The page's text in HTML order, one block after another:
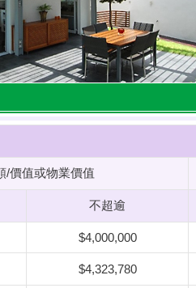
/價值或物業價值
不超逾
$4,000,000
$4,323,780